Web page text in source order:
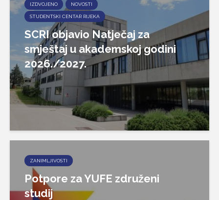
IZDVOJENO NOVOSTI
STUDENTSKI CENTAR RIJEKA
SCRI objavio Natječaj za
smještaj u akademskoj godini
2026./2027.
ZANIMLJIVOSTI
Potpore za YUFE združeni
studij